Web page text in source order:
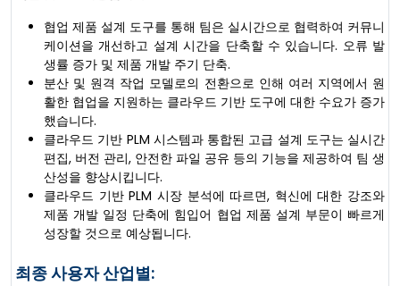
협업 제품 설계 도구를 통해 팀은 실시간으로 협력하여 커뮤니
케이션을 개선하고 설계 시간을 단축할 수 있습니다. 오류 발
생률 증가 및 제품 개발 주기 단축.
분산 및 원격 작업 모델로의 전환으로 인해 여러 지역에서 원
활한 협업을 지원하는 클라우드 기반 도구에 대한 수요가 증가
했습니다.
클라우드 기반 PLM 시스템과 통합된 고급 설계 도구는 실시간
편집, 버전 관리, 안전한 파일 공유 등의 기능을 제공하여 팀 생
산성을 향상시킵니다.
클라우드 기반 PLM 시장 분석에 따르면, 혁신에 대한 강조와
제품 개발 일정 단축에 힘입어 협업 제품 설계 부문이 빠르게
성장할 것으로 예상됩니다.
최종 사용자 산업별: